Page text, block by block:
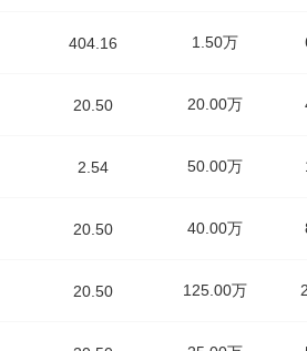
404.16 1.50万
20.50 20.00万
2.54 50.00万
20.50 40.00万
20.50 125.00万